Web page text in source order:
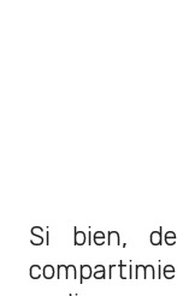
Si bien,